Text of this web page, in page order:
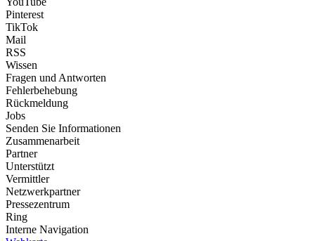
Pinterest
TikTok
Mail
RSS
Wissen
Fragen und Antworten
Fehlerbehebung
Rückmeldung
Jobs
Senden Sie Informationen
Zusammenarbeit
Partner
Unterstützt
Vermittler
Netzwerkpartner
Pressezentrum
Ring
Interne Navigation